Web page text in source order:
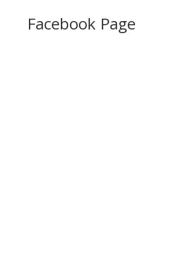
Facebook Page